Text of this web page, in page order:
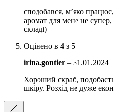
сподобався, м’яко
аромат для мене не
складі)
Оцінено в 4 з 5
irina.gontier – 31.01.2024
Хороший скраб,
шкіру. Розхід не дуже